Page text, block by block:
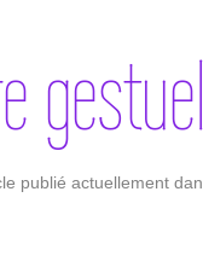
gestuel
publié actuellement